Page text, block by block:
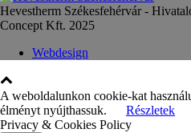
Hevestherm Székesfehérvár -
Concept Kft. 2025
Webdesign
A weboldalunkon cookie-kat
élményt nyújthassuk.
Részletek
Privacy & Cookies Policy